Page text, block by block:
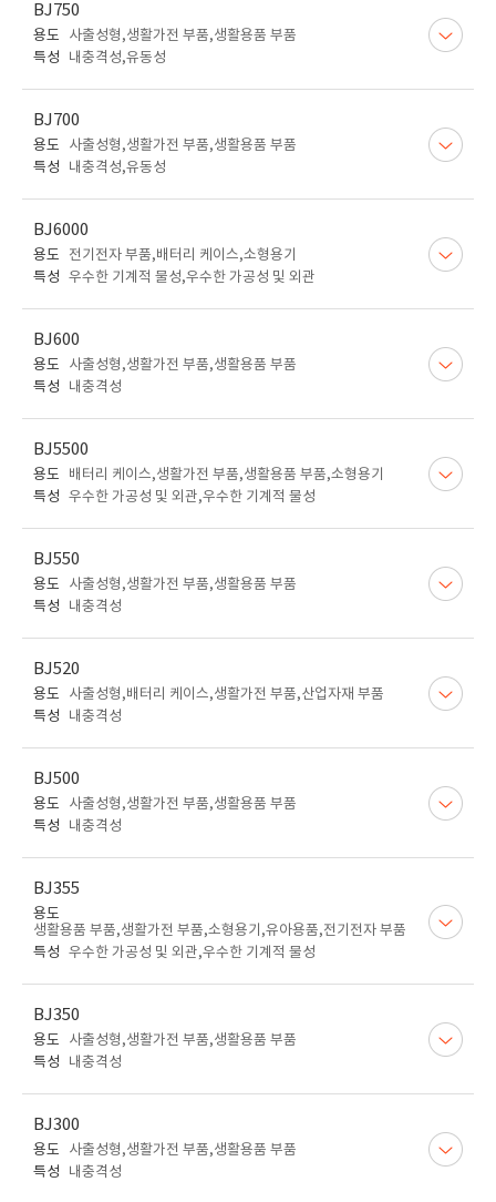
BJ750
용도
사출성형,생활가전 부품,생활용품 부품
특성
내충격성,유동성
BJ700
용도
사출성형,생활가전 부품,생활용품 부품
특성
내충격성,유동성
BJ6000
용도
전기전자 부품,배터리 케이스,소형용기
특성 우수한 기계적 물성,우수한 가공성 및 외관
BJ600
용도
사출성형,생활가전 부품,생활용품 부품
특성
내충격성
BJ5500
용도
배터리 케이스,생활가전 부품,생활용품 부품,소형용기
특성 우수한 가공성 및 외관,우수한 기계적 물성
BJ550
용도
사출성형,생활가전 부품,생활용품 부품
특성
내충격성
BJ520
용도
사출성형,배터리 케이스,생활가전 부품,산업자재 부품
특성
내충격성
BJ500
용도
사출성형,생활가전 부품,생활용품 부품
특성
내충격성
BJ355
용도
생활용품 부품,생활가전 부품,소형용기,유아용품,전기전자 부품
특성 우수한 가공성 및 외관,우수한 기계적 물성
BJ350
용도
사출성형,생활가전 부품,생활용품 부품
특성
내충격성
BJ300
용도
사출성형,생활가전 부품,생활용품 부품
특성
내충격성